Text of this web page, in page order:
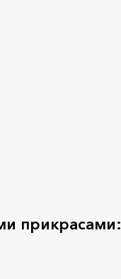
прикрасами: